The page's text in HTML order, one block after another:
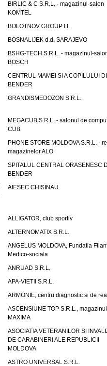
BIRLIC & C S.R.L. - magazinul-salon
KOMTEL
BOLOTNOV GROUP I.I.
BOSNALIJEK d.d. SARAJEVO
BSHG-TECH S.R.L. - magazinul-
BOSCH
CENTRUL MAMEI SI A COPILULUI
BENDER
GRANDISMEDOZON S.R.L.
MEGACUB S.R.L. - salonul de
CUB
PHONE STORE MOLDOVA S.R.L. -
magazinelor ALO
SPITALUL CENTRAL ORASENESC
BENDER
AIESEC CHISINAU
ALLIGATOR, club sportiv
ALTERNOMATIX S.R.L.
ANGELUS MOLDOVA, Fundatia
Medico-sociala
ANRUAD S.R.L.
APA-VIETII S.R.L.
ARMONIE, centru diagnostic si de
ASCENSIUNE TOP S.R.L., magazinul
MAXIMA
ASOCIATIA VETERANILOR SI
DE CARABINERI ALE REPUBLICII
MOLDOVA
ASTRO UNIVERSAL S.R.L.